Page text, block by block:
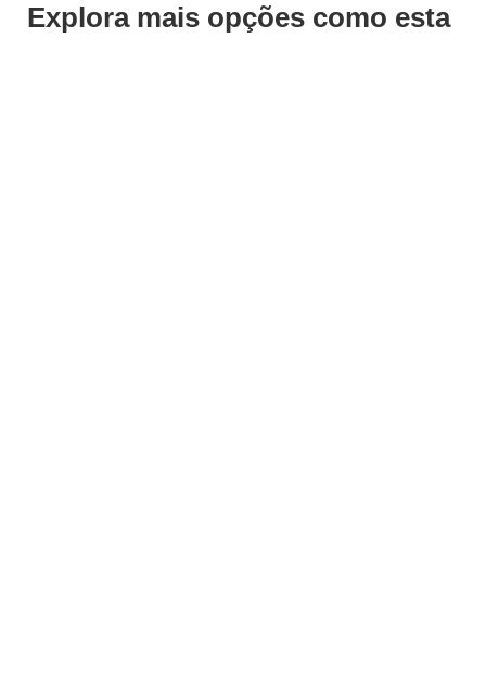
Explora mais opções como esta